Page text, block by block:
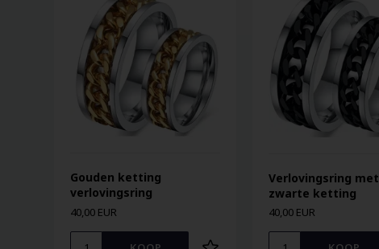
Gouden ketting
verlovingsring
40,00 EUR
Verlovingsring met
zwarte ketting
40,00 EUR